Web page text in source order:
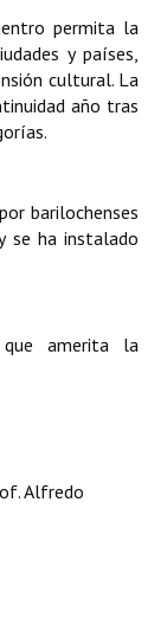
permita la
y países,
cultural. La
año tras
barilochenses
se ha instalado
que amerita la
Alfredo